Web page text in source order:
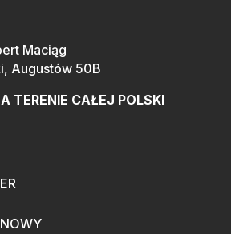
Maciąg
Augustów 50B
TERENIE CAŁEJ POLSKI